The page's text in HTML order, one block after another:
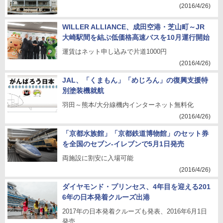
(2016/4/26)
WILLER ALLIANCE、成田空港・芝山町～JR
大崎駅間を結ぶ低価格高速バスを10月運行開始
運賃はネット申し込みで片道1000円
(2016/4/26)
JAL、「くまもん」「めじろん」の復興支援特
別塗装機就航
羽田～熊本/大分線機内インターネット無料化
(2016/4/26)
「京都水族館」「京都鉄道博物館」のセット券
を全国のセブン-イレブンで5月1日発売
両施設に割安に入場可能
(2016/4/26)
ダイヤモンド・プリンセス、4年目を迎える201
6年の日本発着クルーズ出港
2017年の日本発着クルーズも発表、2016年6月1日
発売